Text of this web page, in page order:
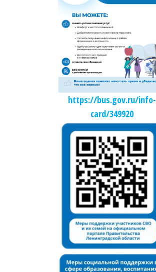
https://bus.gov.ru/info-
card/349920